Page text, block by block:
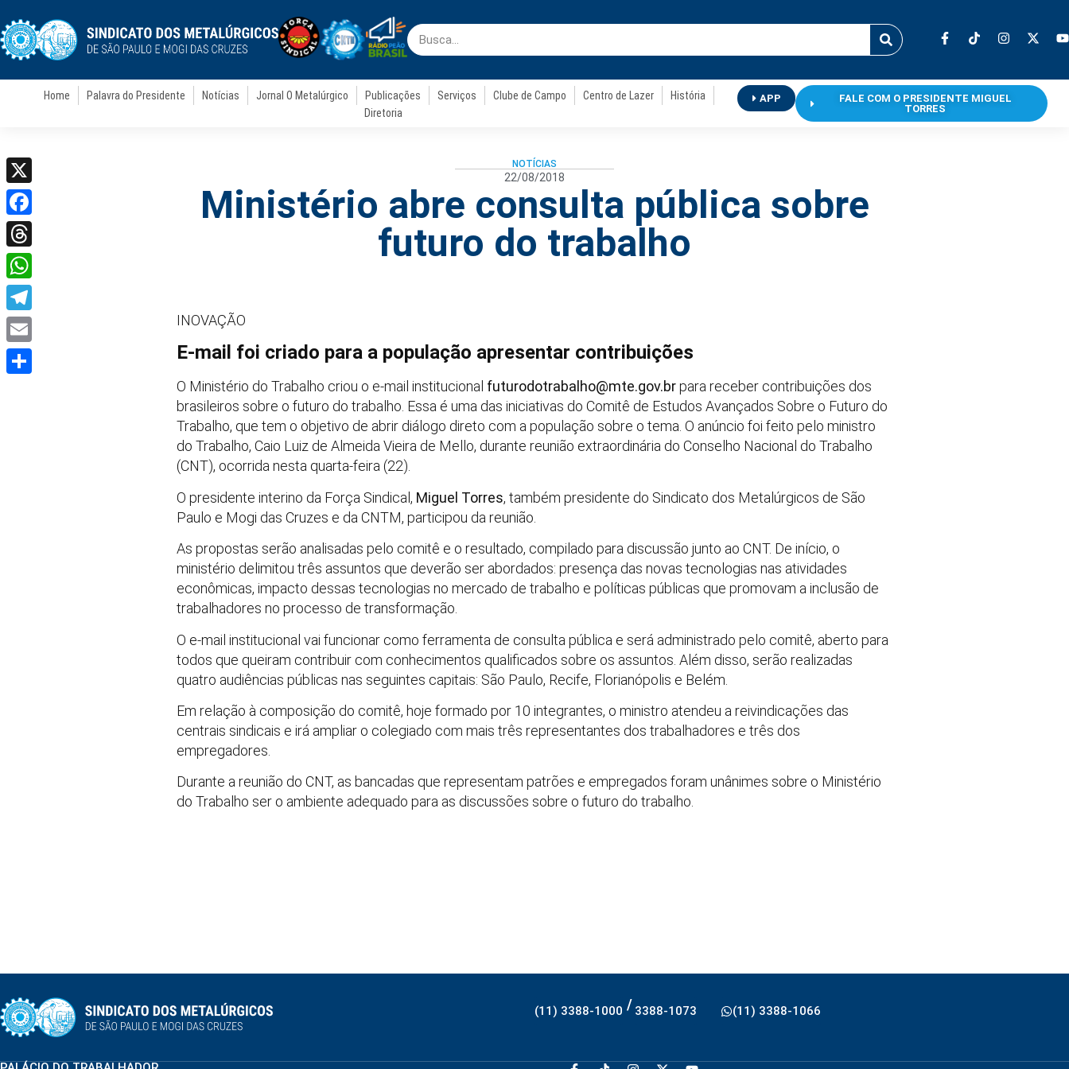
Home Palavra do Presidente Notícias Jornal O Metalúrgico Publicações Serviços Clube de Campo Centro de Lazer
História
Diretoria
APP
FALE COM O PRESIDENTE MIGUEL
TORRES
NOTÍCIAS
22/08/2018
Ministério abre consulta pública sobre
futuro do trabalho
INOVAÇÃO
E-mail foi criado para a população apresentar contribuições
O Ministério do Trabalho criou o e-mail institucional futurodotrabalho@mte.gov.brpara receber contribuições dos
brasileiros sobre o futuro do trabalho. Essa é uma das iniciativas do Comitê de Estudos Avançados Sobre o Futuro do
Trabalho, que tem o objetivo de abrir diálogo direto com a população sobre o tema. O anúncio foi feito pelo ministro
do Trabalho, Caio Luiz de Almeida Vieira de Mello, durante reunião extraordinária do Conselho Nacional do Trabalho
(CNT), ocorrida nesta quarta-feira (22).
O presidente interino da Força Sindical, Miguel Torres, também presidente do Sindicato dos Metalúrgicos de São
Paulo e Mogi das Cruzes e da CNTM, participou da reunião.
As propostas serão analisadas pelo comitê e o resultado, compilado para discussão junto ao CNT. De início, o
ministério delimitou três assuntos que deverão ser abordados: presença das novas tecnologias nas atividades
econômicas, impacto dessas tecnologias no mercado de trabalho e políticas públicas que promovam a inclusão de
trabalhadores no processo de transformação.
O e-mail institucional vai funcionar como ferramenta de consulta pública e será administrado pelo comitê, aberto para
todos que queiram contribuir com conhecimentos qualificados sobre os assuntos. Além disso, serão realizadas
quatro audiências públicas nas seguintes capitais: São Paulo, Recife, Florianópolis e Belém.
Em relação à composição do comitê, hoje formado por 10 integrantes, o ministro atendeu a reivindicações das
centrais sindicais e irá ampliar o colegiado com mais três representantes dos trabalhadores e três dos
empregadores.
Durante a reunião do CNT, as bancadas que representam patrões e empregados foram unânimes sobre o Ministério
do Trabalho ser o ambiente adequado para as discussões sobre o futuro do trabalho.
(11) 3388-1000 / 3388-1073 (11) 3388-1066
X
Facebook
Threads
WhatsApp
Telegram
Email